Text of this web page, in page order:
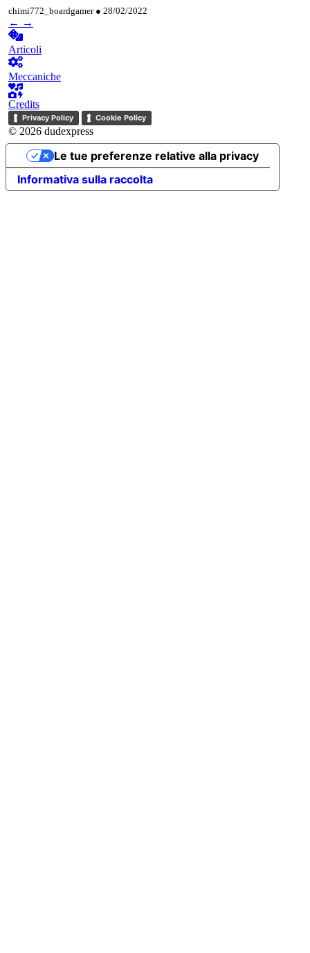
chimi772_boardgamer ● 28/02/2022
← →
Articoli
Meccaniche
Credits
Privacy Policy Cookie Policy
© 2026 dudexpress
Informativa sulla raccolta
Le tue preferenze relative alla privacy